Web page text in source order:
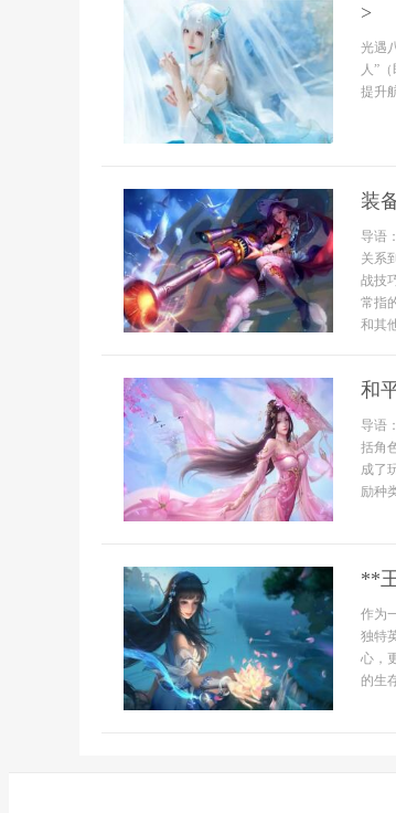
>
光遇
人”
提升
装
导语
关系
战技
常指
和其
和
导语
括角
成了
励种
**
作为
独特
心，
的生